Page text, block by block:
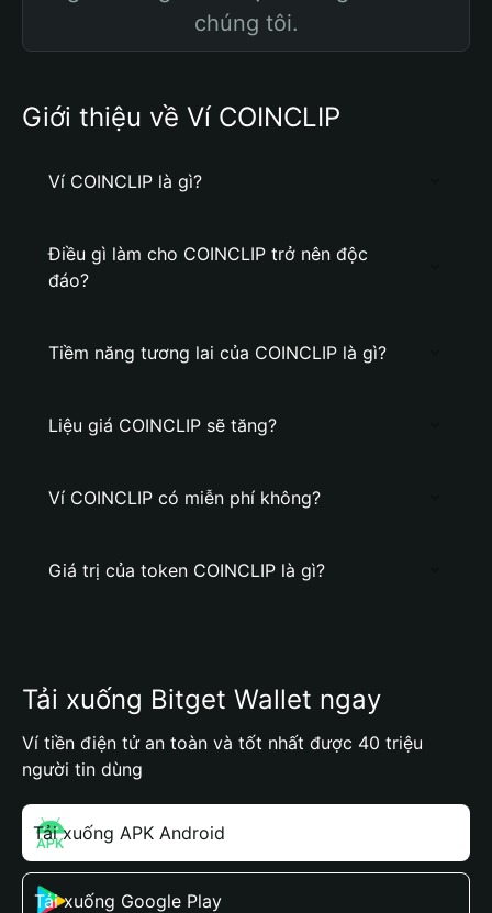
chúng tôi.
Giới thiệu về Ví COINCLIP
Ví COINCLIP là gì?
Điều gì làm cho COINCLIP trở nên độc
đáo?
Tiềm năng tương lai của COINCLIP là gì?
Liệu giá COINCLIP sẽ tăng?
Ví COINCLIP có miễn phí không?
Giá trị của token COINCLIP là gì?
Tải xuống Bitget Wallet ngay
Ví tiền điện tử an toàn và tốt nhất được 40 triệu
người tin dùng
Tải xuống APK Android
Tải xuống Google Play